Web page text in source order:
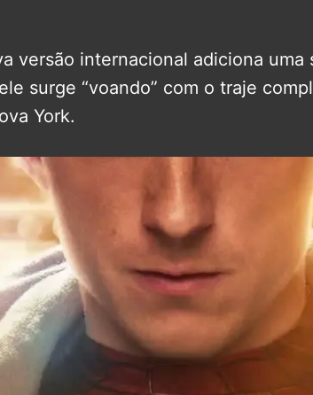
versão internacional adiciona uma
surge “voando” com o traje
York.